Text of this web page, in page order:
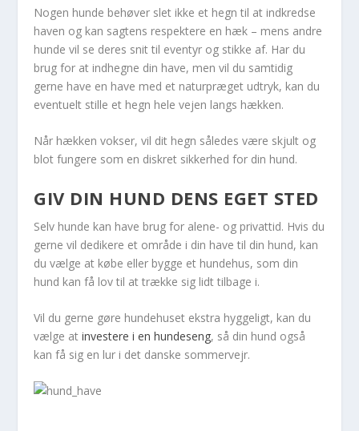
Nogen hunde behøver slet ikke et hegn til at indkredse
haven og kan sagtens respektere en hæk – mens andre
hunde vil se deres snit til eventyr og stikke af. Har du
brug for at indhegne din have, men vil du samtidig
gerne have en have med et naturpræget udtryk, kan du
eventuelt stille et hegn hele vejen langs hækken.
Når hækken vokser, vil dit hegn således være skjult og
blot fungere som en diskret sikkerhed for din hund.
GIV DIN HUND DENS EGET STED
Selv hunde kan have brug for alene- og privattid. Hvis du
gerne vil dedikere et område i din have til din hund, kan
du vælge at købe eller bygge et hundehus, som din
hund kan få lov til at trække sig lidt tilbage i.
Vil du gerne gøre hundehuset ekstra hyggeligt, kan du
vælge atinvestere i en hundeseng, så din hund også
kan få sig en lur i det danske sommervejr.